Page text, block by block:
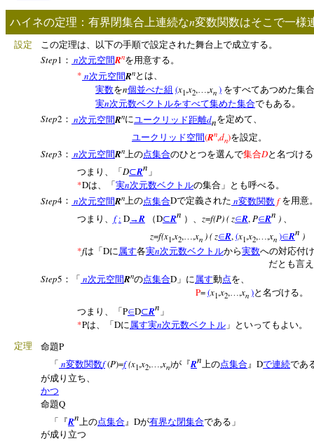
ハイネの定理：有界閉集合上連続なn変数関数はそこで一様
設定 この定理は、以下の手順で設定された舞台上で成立する。
Step1 ： n次元空間Rnを用意する。
* n次元空間Rnとは、
実数をn個並べた組 (x1,x2, ,xn ) をすべてあつめた集
実n次元数ベクトルをすべて集めた集合でもある。
Step2 ： n次元空間Rnにユークリッド距離dnを定めて、
ユークリッド空間(Rn,dn)を設定。
Step3 ： n次元空間Rn上の点集合のひとつを選んで集合Dと名づけ
つまり、「 D⊂Rn 」
*Dは、「 実n次元数ベクトルの集合」とも呼べる。
Step4 ： n次元空間Rn上の点集合Dで定義された n変数関数 f を用意
つまり、 f : D→R （D⊂Rn ）、 z=f(P) ( z∈R,P∈Rn ) 、
z=f(x1,x2,…,xn ) ( z∈R,(x1,x2,…,xn )∈Rn )
*fは「 Dに 属す各実n次元数ベクトルから実数への対応付
だとも言える
Step5 ：「 n次元空間Rnの点集合D 」に属す動点を、
P=(x1,x2,…,xn )と名づける。
つまり、「 P∈D⊂Rn 」
*Pは、「 Dに属す実n次元数ベクトル 」といってもよい。
定理
命題P
「 n変数関数f(P)=f(x1,x2,…,xn)が『Rn上の点集合』 Dで連続であ
が成り立ち、
かつ
命題Q
「『Rn上の点集合』 Dが有界な閉集合である」
が成り立つ